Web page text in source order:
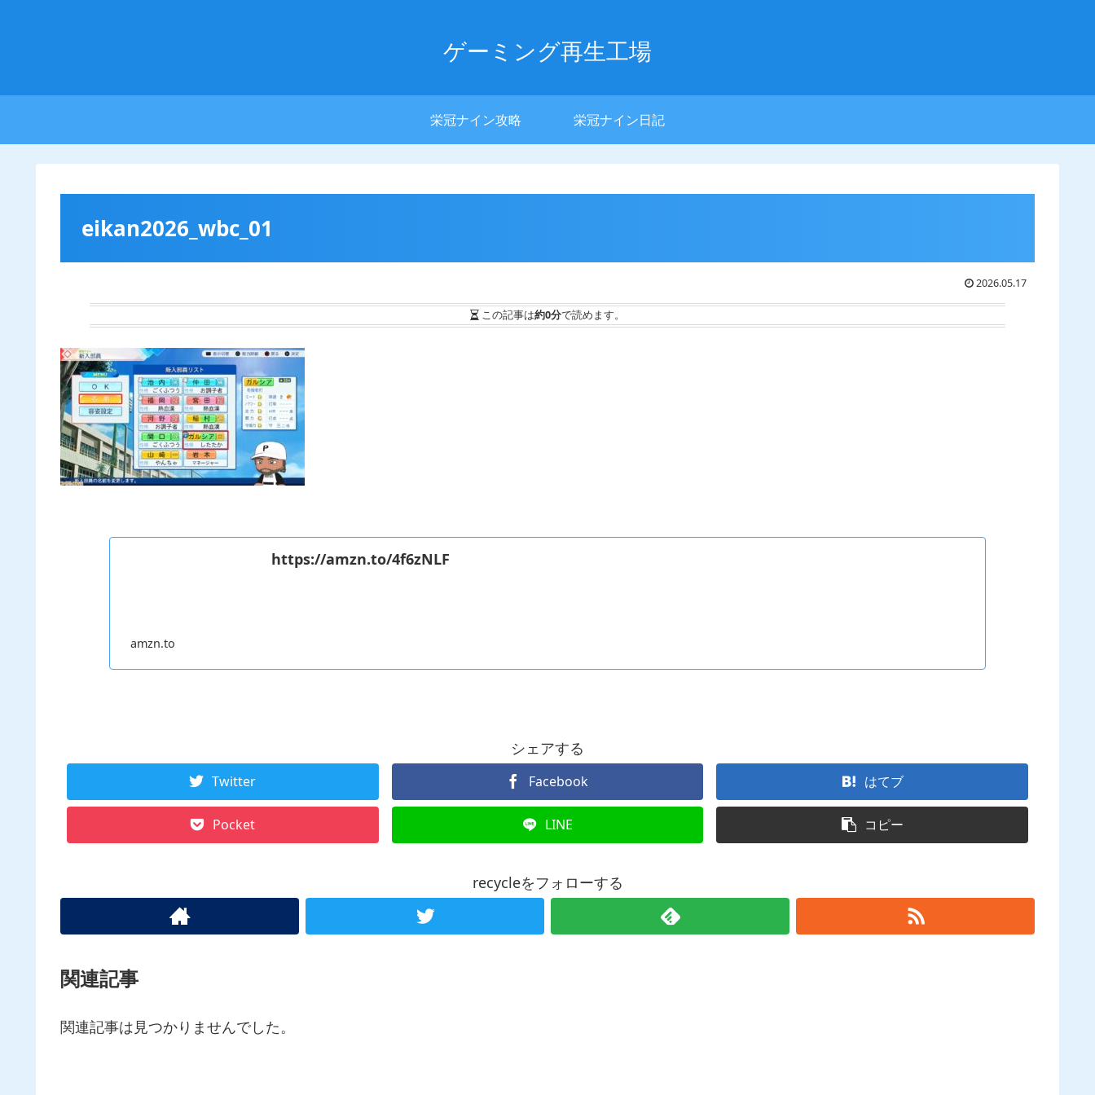
ゲーミング再生工場
栄冠ナイン攻略 栄冠ナイン日記
eikan2026_wbc_01
2026.05.17
この記事は約0分で読めます。
https://amzn.to/4f6zNLF
amzn.to
シェアする
Twitter Facebook はてブ
Pocket LINE コピー
recycleをフォローする
関連記事
関連記事は見つかりませんでした。